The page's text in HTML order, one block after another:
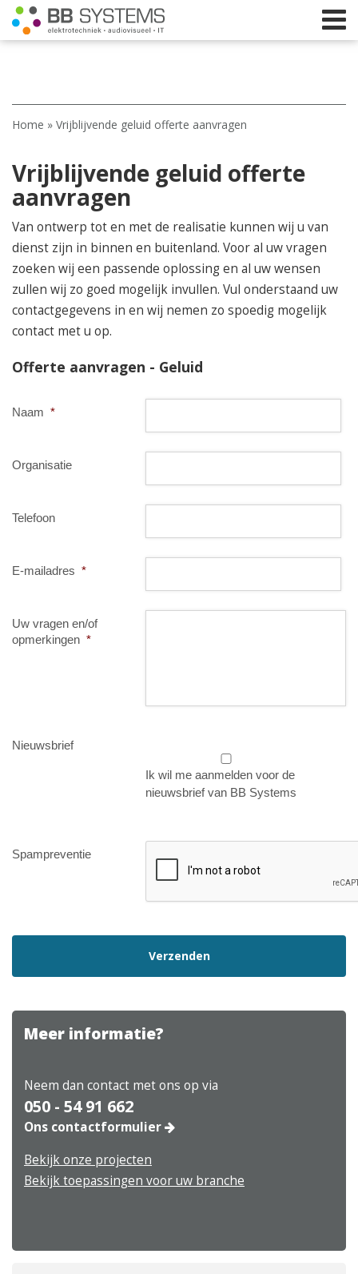
Home
Beeld
Elektrotechniek
IT
Webshop
050 – 54 91 662
Route
Home » Vrijblijvende geluid offerte aanvragen
Vrijblijvende geluid offerte
aanvragen
Van ontwerp tot en met de realisatie kunnen wij u van
dienst zijn in binnen en buitenland. Voor al uw vragen
zoeken wij een passende oplossing en al uw wensen
zullen wij zo goed mogelijk invullen. Vul onderstaand uw
contactgegevens in en wij nemen zo spoedig mogelijk
contact met u op.
Offerte aanvragen - Geluid
Naam *
Organisatie
Telefoon
E-mailadres *
Uw vragen en/of
opmerkingen *
Nieuwsbrief
Ik wil me aanmelden voor de
nieuwsbrief van BB Systems
Spampreventie
Meer informatie?
Neem dan contact met ons op via
050 - 54 91 662
Ons contactformulier
Bekijk onze projecten
Bekijk toepassingen voor uw branche